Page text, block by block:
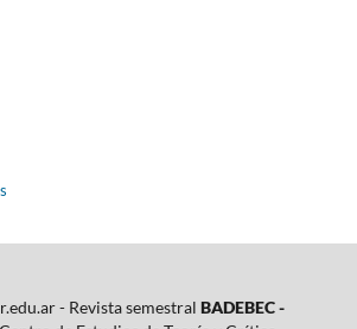
- Revista semestral BADEBEC -